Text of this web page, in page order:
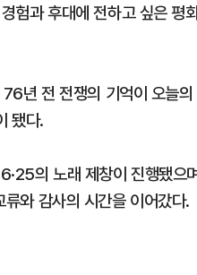
험과 후대에 전하고 싶은 평
년 전 전쟁의 기억이 오늘
됐다.
의 노래 제창이 진행됐으
와 감사의 시간을 이어갔다.